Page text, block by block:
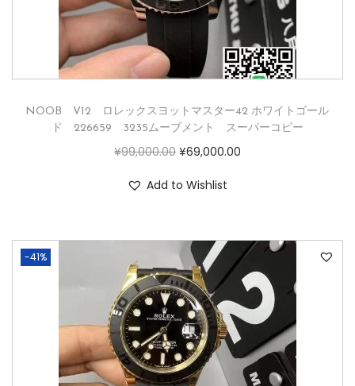
NOOB V12 ロレックスヨットマスター42 ホワイトゴール
ド 226659 3235ムーブメント スーパーコピー
¥99,000.00 ¥69,000.00
Add to Wishlist
-41%